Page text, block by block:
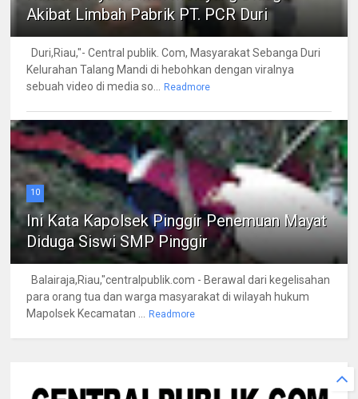
Akibat Limbah Pabrik PT. PCR Duri
Duri,Riau,"- Central publik. Com, Masyarakat Sebanga Duri
Kelurahan Talang Mandi di hebohkan dengan viralnya
sebuah video di media so...
Readmore
10
Ini Kata Kapolsek Pinggir Penemuan Mayat
Diduga Siswi SMP Pinggir
Balairaja,Riau,"centralpublik.com - Berawal dari kegelisahan
para orang tua dan warga masyarakat di wilayah hukum
Mapolsek Kecamatan ...
Readmore